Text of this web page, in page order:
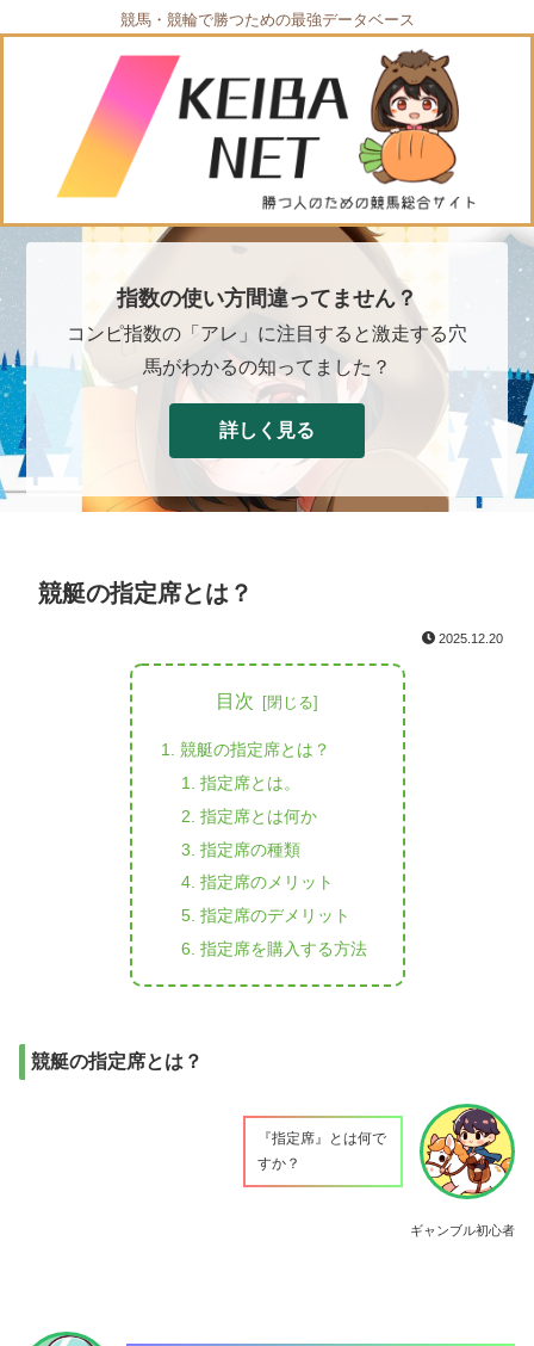
競馬・競輪で勝つための最強データベース
指数の使い方間違ってません？
コンピ指数の「アレ」に注目すると激走する穴
馬がわかるの知ってました？
詳しく見る
競艇の指定席とは？
2025.12.20
目次
競艇の指定席とは？
指定席とは。
指定席とは何か
指定席の種類
指定席のメリット
指定席のデメリット
指定席を購入する方法
競艇の指定席とは？
ギャンブル初心者
『指定席』とは何で
すか？